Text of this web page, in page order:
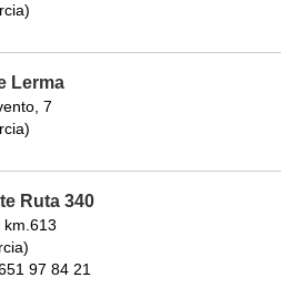
Lerma
7
Ruta 340
km.613
97 84 21